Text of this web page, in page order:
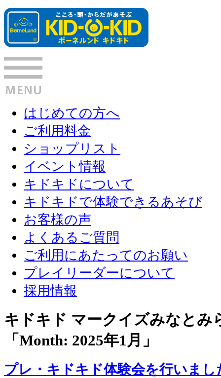
はじめての方へ
ご利用料金
ショップリスト
イベント情報
キドキドについて
キドキドで体験できるあそび
お客様の声
よくあるご質問
ご利用にあたってのお願い
プレイリーダーについて
採用情報
キドキド マークイズみなと
「Month: 2025年1月 」
プレ・キドキド体験会を行いまし